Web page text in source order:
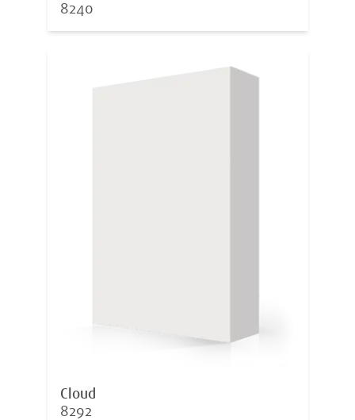
8240
Cloud
8292